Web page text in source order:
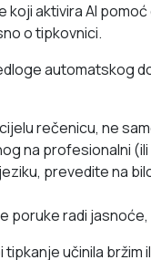
koji aktivira AI
o tipkovnici.
automatskog
rečenicu, ne
na profesionalni
prevedite na
poruke radi
učinila bržim